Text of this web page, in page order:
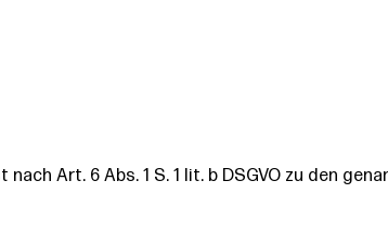
Art. 6 Abs. 1 S. 1 lit. b DSGVO zu den